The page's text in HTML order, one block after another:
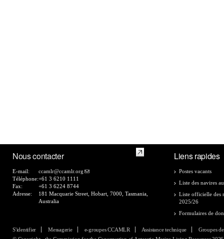
Nous contacter
E-mail:
ccamlr@ccamlr.org
Téléphone:+61 3 6210 1111
Fax:
+61 3 6224 8744
Adresse:
181 Macquarie Street, Hobart, 7000, Tasmania,
Australia
Liens rapides
Postes vacants
Liste des navires
Liste officielle des
2025/26
Formulaires de
S'identifier Messagerie e-groupes CCAMLR Assistance technique
Groupes